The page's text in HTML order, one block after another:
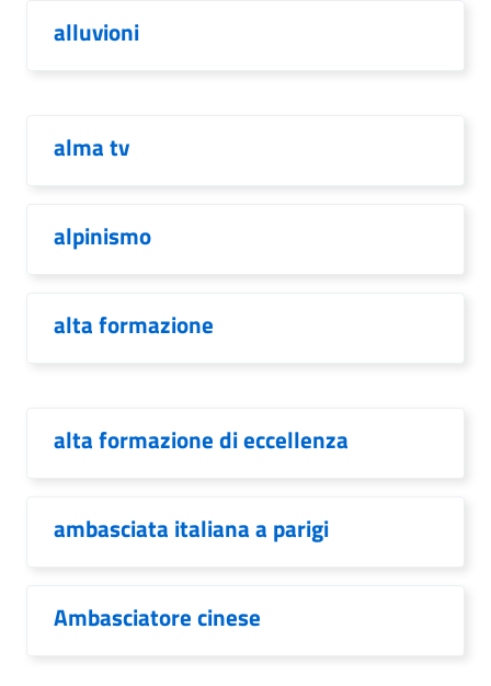
alluvioni
alma tv
alpinismo
alta formazione
alta formazione di eccellenza
ambasciata italiana a parigi
Ambasciatore cinese